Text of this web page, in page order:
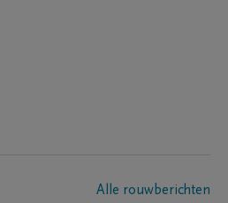
Alle rouwberichten